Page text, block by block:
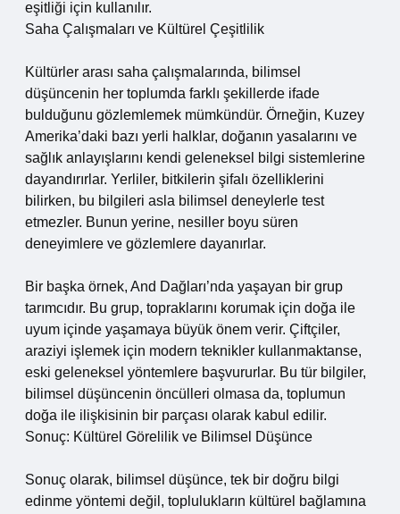
eşitliği için kullanılır.
Saha Çalışmaları ve Kültürel Çeşitlilik
Kültürler arası saha çalışmalarında, bilimsel
düşüncenin her toplumda farklı şekillerde ifade
bulduğunu gözlemlemek mümkündür. Örneğin, Kuzey
Amerika’daki bazı yerli halklar, doğanın yasalarını ve
sağlık anlayışlarını kendi geleneksel bilgi sistemlerine
dayandırırlar. Yerliler, bitkilerin şifalı özelliklerini
bilirken, bu bilgileri asla bilimsel deneylerle test
etmezler. Bunun yerine, nesiller boyu süren
deneyimlere ve gözlemlere dayanırlar.
Bir başka örnek, And Dağları’nda yaşayan bir grup
tarımcıdır. Bu grup, topraklarını korumak için doğa ile
uyum içinde yaşamaya büyük önem verir. Çiftçiler,
araziyi işlemek için modern teknikler kullanmaktanse,
eski geleneksel yöntemlere başvururlar. Bu tür bilgiler,
bilimsel düşüncenin öncülleri olmasa da, toplumun
doğa ile ilişkisinin bir parçası olarak kabul edilir.
Sonuç: Kültürel Görelilik ve Bilimsel Düşünce
Sonuç olarak, bilimsel düşünce, tek bir doğru bilgi
edinme yöntemi değil, toplulukların kültürel bağlamına